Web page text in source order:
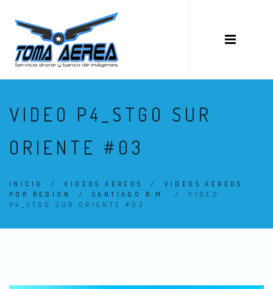
VIDEO P4_STGO SUR
ORIENTE #03
INICIO /VIDEOS AEREOS / VIDEOS AEREOS
POR REGION
/SANTIAGO R.M. /VIDEO
P4_STGO SUR ORIENTE #03